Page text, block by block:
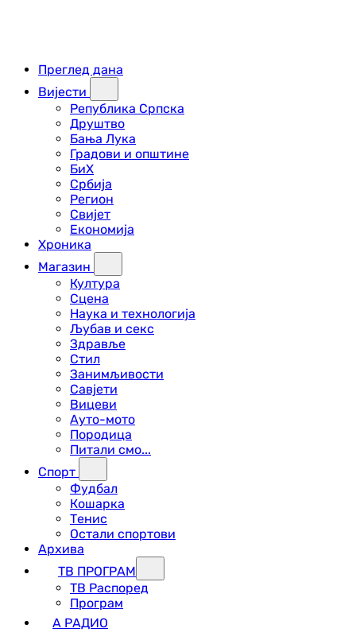
Преглед дана
Вијести
Република Српска
Друштво
Бања Лука
Градови и општине
БиХ
Србија
Регион
Свијет
Економија
Хроника
Магазин
Култура
Сцена
Наука и технологија
Љубав и секс
Здравље
Стил
Занимљивости
Савјети
Вицеви
Ауто-мото
Породица
Питали смо...
Спорт
Фудбал
Кошарка
Тенис
Остали спортови
Архива
ТВ ПРОГРАМ
ТВ Распоред
Програм
А РАДИО